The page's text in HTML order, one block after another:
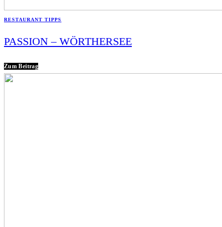
RESTAURANT TIPPS
PASSION – WÖRTHERSEE
Zum Beitrag